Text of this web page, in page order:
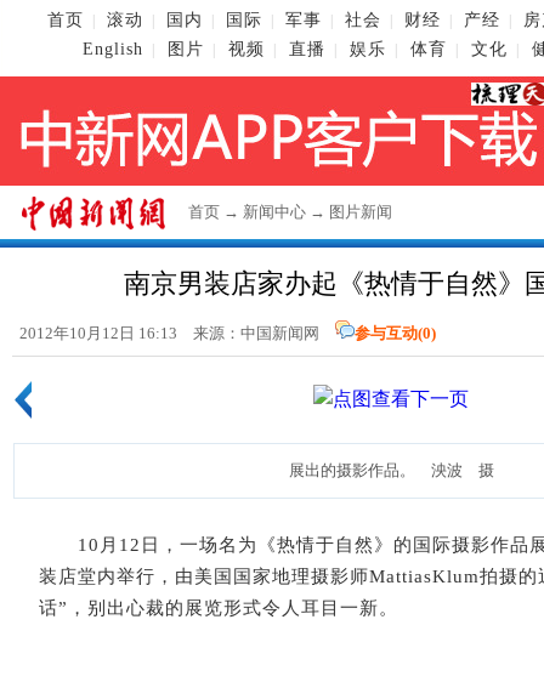
首页 滚动 国内 国际 军事 社会 财经 产经
English
图片 视频 直播 娱乐 体育 文化
首页 → 新闻中心 → 图片新闻
南京男装店家办起《热情于自然》
2012年10月12日 16:13 来源： 中国新闻网 参与互动(0)
展出的摄影作品。 泱波 摄
10月12日，一场名为《热情于自然》的国际摄影作品
装店堂内举行，由美国国家地理摄影师MattiasKlum拍摄的
话”，别出心裁的展览形式令人耳目一新。